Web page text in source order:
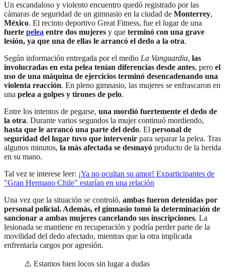
Un escandaloso y violento encuentro quedó registrado por las
cámaras de seguridad de un gimnasio en la ciudad de Monterrey,
México. El recinto deportivo Great Fitness, fue el lugar de una
fuerte pelea entre dos mujeres y que terminó con una grave
lesión, ya que una de ellas le arrancó el dedo a la otra.
Según información entregada por el medio La Vanguardia, las
involucradas en esta pelea tenían diferencias desde antes, pero el
uso de una máquina de ejercicios terminó desencadenando una
violenta reacción. En pleno gimnasio, las mujeres se enfrascaron en
una pelea a golpes y tirones de pelo.
Entre los intentos de pegarse, una mordió fuertemente el dedo de
la otra. Durante varios segundos la mujer continuó mordiendo,
hasta que le arrancó una parte del dedo. El personal de
seguridad del lugar tuvo que intervenir para separar la pelea. Tras
algunos minutos, la más afectada se desmayó producto de la herida
en su mano.
Tal vez te interese leer: ¡Ya no ocultan su amor! Exparticipantes de
"Gran Hermano Chile" estarían en una relación
Una vez que la situación se controló, ambas fueron detenidas por
personal policial. Además, el gimnasio tomó la determinación de
sancionar a ambas mujeres cancelando sus inscripciones. La
lesionada se mantiene en recuperación y podría perder parte de la
movilidad del dedo afectado, mientras que la otra implicada
enfrentaría cargos por agresión.
⚠️ Estamos bien locos sin lugar a dudas